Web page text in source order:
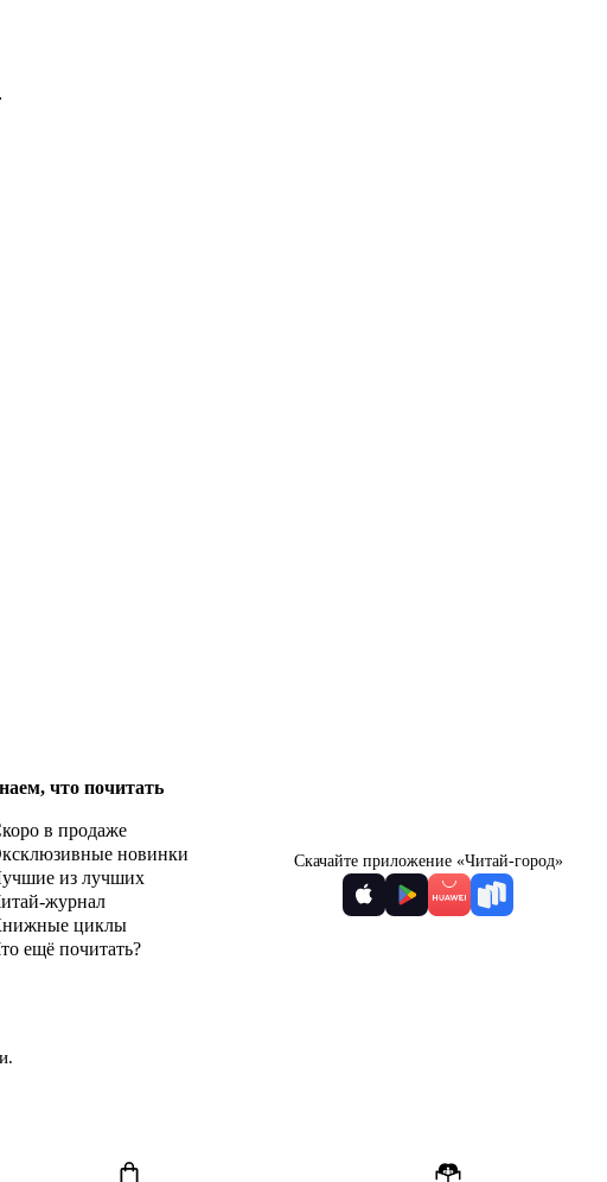
что почитать
в продаже
новинки
из лучших
журнал
циклы
ещё почитать?
.
Скачайте приложение «Читай-город»